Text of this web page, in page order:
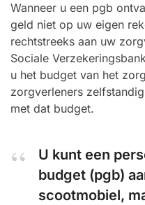
Wanneer u een pgb
geld niet op uw eigen
rechtstreeks aan uw
Sociale
u het budget van het
zorgverleners
met dat budget.
U kunt een
budget (pgb)
scootmobiel,